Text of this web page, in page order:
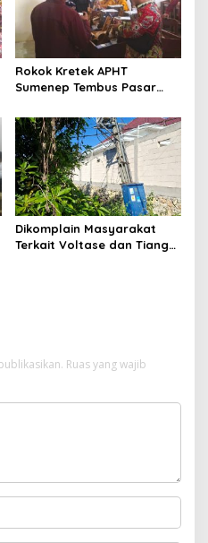
Rokok Kretek APHT
Sumenep Tembus Pasar
Dikomplain Masyarakat
Terkait Voltase dan Tiang
Ruas yang wajib